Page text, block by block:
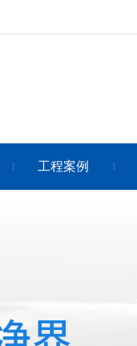
工程案例